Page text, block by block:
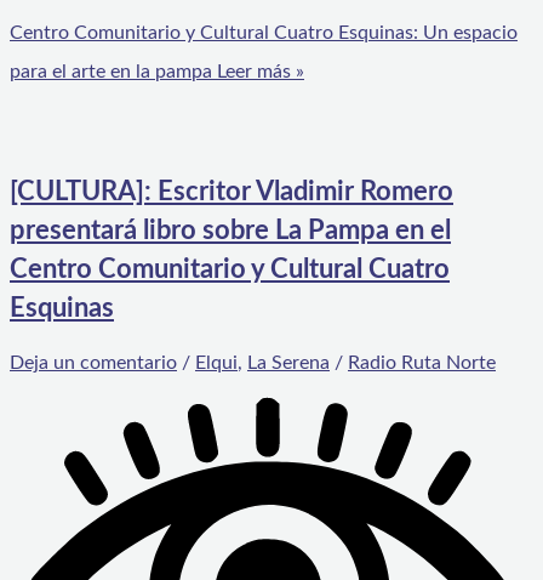
Centro Comunitario y Cultural Cuatro Esquinas: Un espacio
para el arte en la pampa Leer más »
[CULTURA]: Escritor Vladimir Romero
presentará libro sobre La Pampa en el
Centro Comunitario y Cultural Cuatro
Esquinas
Deja un comentario / Elqui, La Serena / Radio Ruta Norte